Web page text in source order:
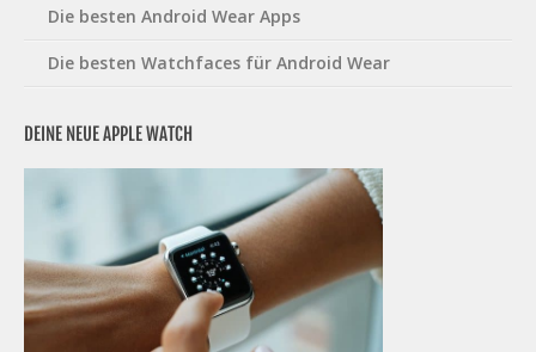
Die besten Android Wear Apps
Die besten Watchfaces für Android Wear
DEINE NEUE APPLE WATCH